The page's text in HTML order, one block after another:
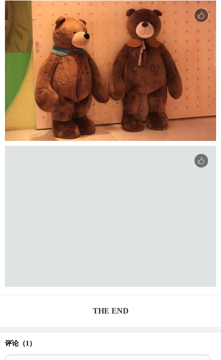
THE END
评论（1）